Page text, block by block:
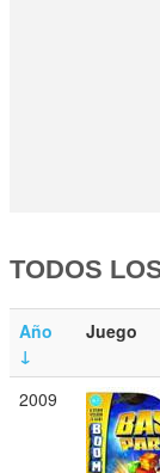
TODOS
Año
↓
Juego
2009